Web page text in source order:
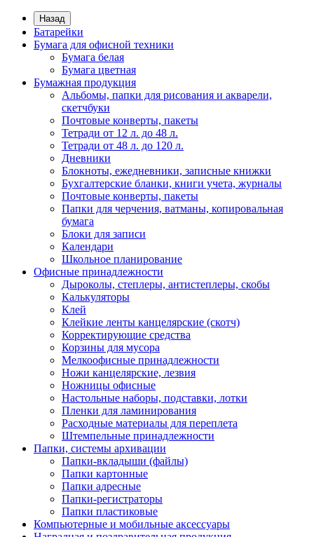
Назад
Батарейки
Бумага для офисной техники
Бумага белая
Бумага цветная
Бумажная продукция
Альбомы, папки для рисования и акварели,
скетчбуки
Почтовые конверты, пакеты
Тетради от 12 л. до 48 л.
Тетради от 48 л. до 120 л.
Дневники
Блокноты, ежедневники, записные книжки
Бухгалтерские бланки, книги учета, журналы
Почтовые конверты, пакеты
Папки для черчения, ватманы, копировальная
бумага
Блоки для записи
Календари
Школьное планирование
Офисные принадлежности
Дыроколы, степлеры, антистеплеры, скобы
Калькуляторы
Клей
Клейкие ленты канцелярские (скотч)
Корректирующие средства
Корзины для мусора
Мелкоофисные принадлежности
Ножи канцелярские, лезвия
Ножницы офисные
Настольные наборы, подставки, лотки
Пленки для ламинирования
Расходные материалы для переплета
Штемпельные принадлежности
Папки, системы архивации
Папки-вкладыши (файлы)
Папки картонные
Папки адресные
Папки-регистраторы
Папки пластиковые
Компьютерные и мобильные аксессуары